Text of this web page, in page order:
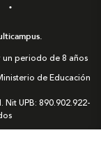
periodo de 8 años
de Educación
UPB: 890.902.922-